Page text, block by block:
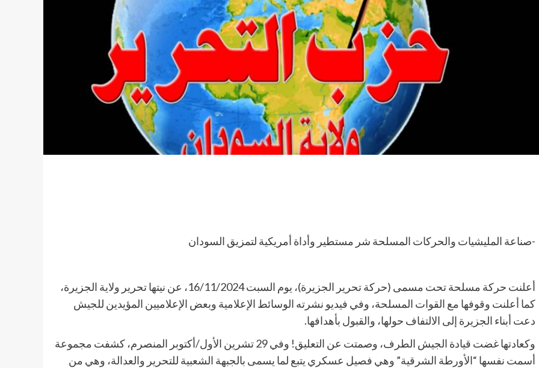
-صناعة المليشيات والحركات المسلحة شر مستطير وأداة أمريكية لتمزيق السودان
أعلنت حركة مسلحة تحت مسمى (حركة تحرير الجزيرة)، يوم السبت 16/11/2024، عن نيتها تحرير ولاية الجزيرة،
كما أعلنت وقوفها مع القوات المسلحة، وفي فيديو نشرته الوسائط الإعلامية وبعض الإعلاميين المؤيدين للجيش
دعت أبناء الجزيرة إلى الالتفاف حولها، والقبول بأهدافها.
وكعادتها غضت قيادة الجيش الطرف، وصمتت عن التعليق! وفي 29 تشرين الأول/أكتوبر المنصرم، كشفت مجموعة
أسمت نفسها “الأورطة الشرقية” وهي فصيل عسكري يتبع لما يسمى بالجبهة الشعبية للتحرير والعدالة، وهي من